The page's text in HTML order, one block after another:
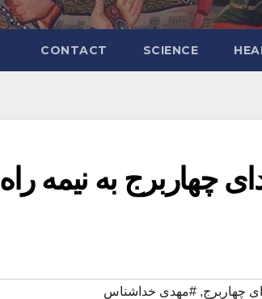
SCIENCE
CONTACT
به نیمه راه
چهاربرج, #مهدی خداشناس